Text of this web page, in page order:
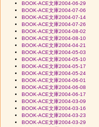
BOOK-ACE文庫2004-06-29
BOOK-ACE文庫2004-07-06
BOOK-ACE文庫2004-07-14
BOOK-ACE文庫2004-07-26
BOOK-ACE文庫2004-08-02
BOOK-ACE文庫2004-08-10
BOOK-ACE文庫2004-04-21
BOOK-ACE文庫2004-05-03
BOOK-ACE文庫2004-05-10
BOOK-ACE文庫2004-05-17
BOOK-ACE文庫2004-05-24
BOOK-ACE文庫2004-06-01
BOOK-ACE文庫2004-06-08
BOOK-ACE文庫2004-06-17
BOOK-ACE文庫2004-03-09
BOOK-ACE文庫2004-03-16
BOOK-ACE文庫2004-03-23
BOOK-ACE文庫2004-03-29